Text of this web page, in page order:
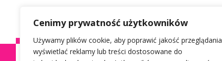
Cenimy prywatność użytkowników
Używamy plików cookie, aby poprawić jakość
wyświetlać reklamy lub treści dostosowane do